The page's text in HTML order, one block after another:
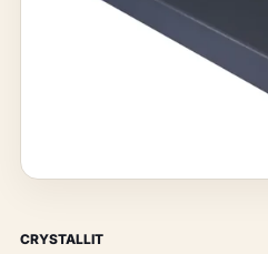
CRYSTALLIT